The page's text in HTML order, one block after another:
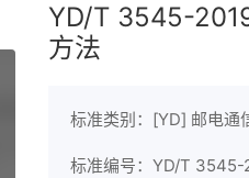
YD/T 3545-
方法
标准类别：[YD] 邮电通
标准编号：YD/T 3545-